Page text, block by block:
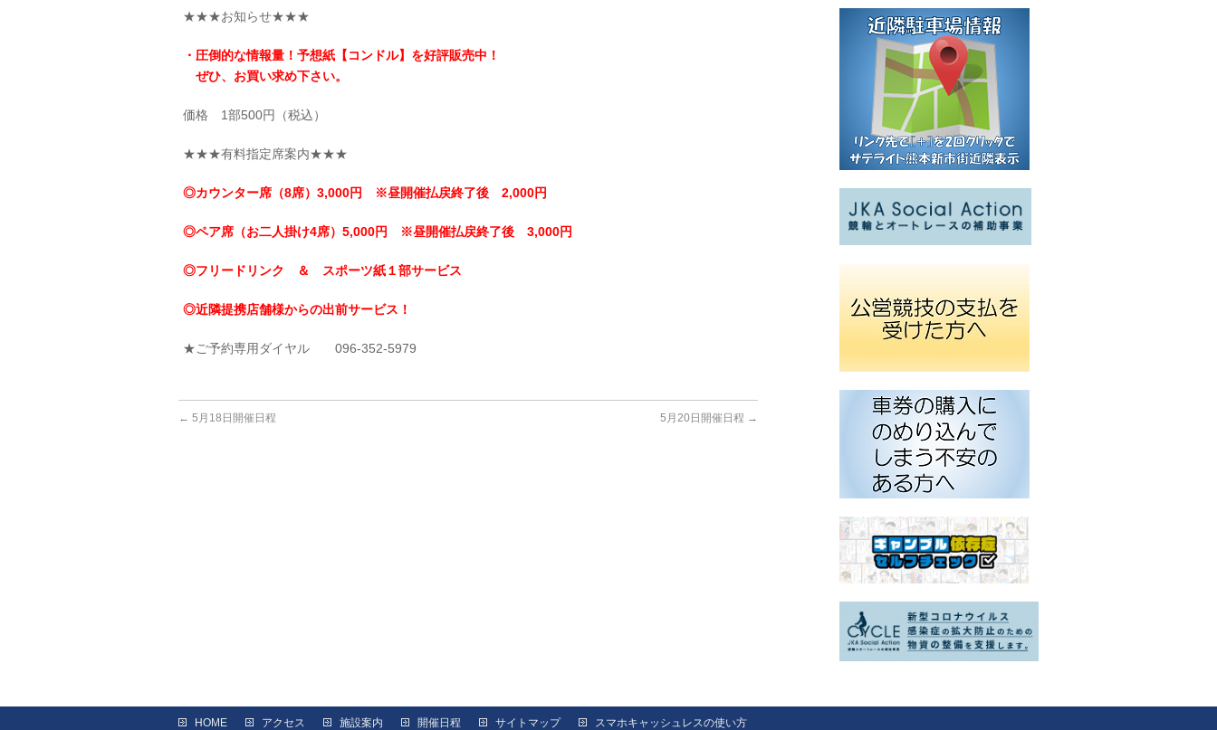
★★★お知らせ★★★
・圧倒的な情報量！予想紙【コンドル】を好評販売中！
ぜひ、お買い求め下さい。
価格 1部500円（税込）
★★★有料指定席案内★★★
◎カウンター席（8席）3,000円 ※昼開催払戻終了後 2,000円
◎ペア席（お二人掛け4席）5,000円 ※昼開催払戻終了後 3,000円
◎フリードリンク ＆ スポーツ紙１部サービス
◎近隣提携店舗様からの出前サービス！
★ご予約専用ダイヤル 096-352-5979
← 5月18日開催日程 5月20日開催日程 →
HOME アクセス 施設案内 開催日程 サイトマップ スマホキャッシュレスの使い方